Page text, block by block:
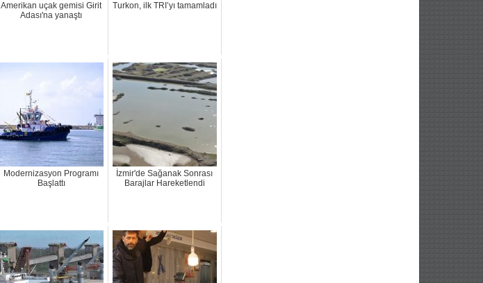
Amerikan uçak gemisi Girit
Adası'na yanaştı
Turkon, ilk TRI’yı tamamladı
Modernizasyon Programı
Başlattı
İzmir'de Sağanak Sonrası
Barajlar Hareketlendi